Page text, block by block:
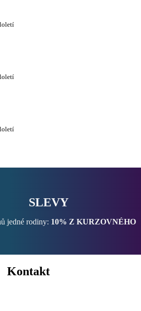
SLEVY
jedné rodiny: 10% Z KURZOVNÉHO
Kontakt